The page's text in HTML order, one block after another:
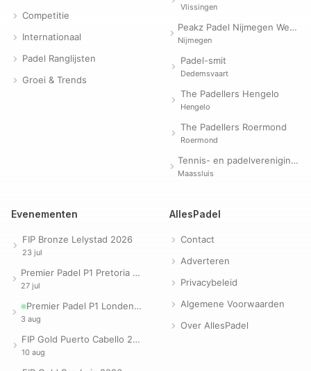
Competitie
Internationaal
Padel Ranglijsten
Groei & Trends
Vlissingen
Peakz Padel Nijmegen Westerpark | Padelclub
Nijmegen
Padel-smit
Dedemsvaart
The Padellers Hengelo
Hengelo
The Padellers Roermond
Roermond
Tennis- en padelvereniging Evergreen
Maassluis
Evenementen
FIP Bronze Lelystad 2026
23 jul
Premier Padel P1 Pretoria 2026
27 jul
Premier Padel P1 Londen 2026
3 aug
FIP Gold Puerto Cabello 2026
10 aug
AllesPadel
Contact
Adverteren
Privacybeleid
Algemene Voorwaarden
Over AllesPadel